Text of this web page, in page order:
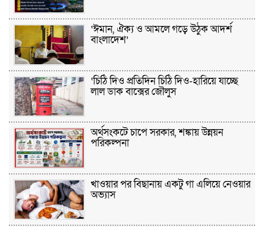
‘ঈমান, ঐক্য ও আমলে গড়ে উঠুক আদর্শ
বাংলাদেশ’
‘চিঠি দিও প্রতিদিন চিঠি দিও-হারিয়ে যাচ্ছে
লাল ডাক বাক্সের জৌলুস
অর্থসংকটে চাপে সরকার, শঙ্কায় উন্নয়ন
পরিকল্পনা
খাওয়ার পর বিছানায় একটু গা এলিয়ে নেওয়ার
অভ্যাস